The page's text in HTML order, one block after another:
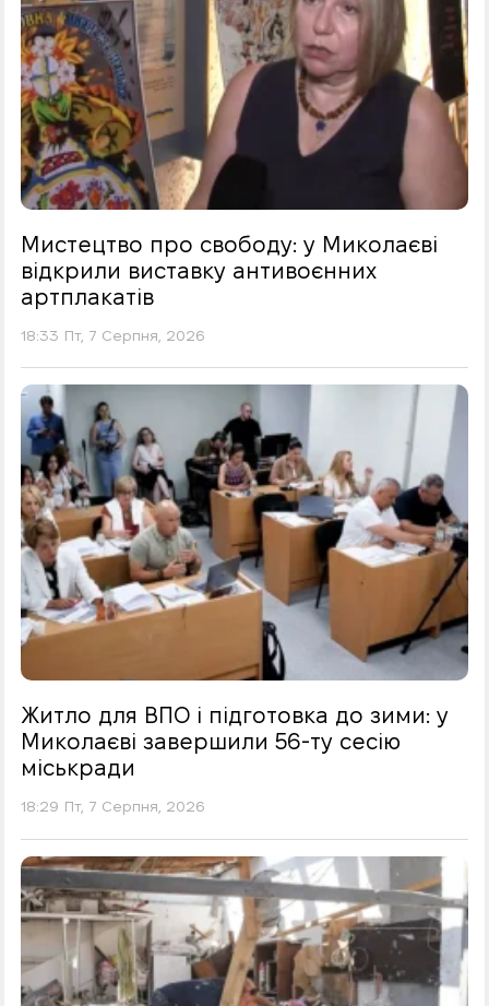
Мистецтво про свободу: у Миколаєві
відкрили виставку антивоєнних
артплакатів
18:33 Пт, 7 Серпня, 2026
Житло для ВПО і підготовка до зими: у
Миколаєві завершили 56-ту сесію
міськради
18:29 Пт, 7 Серпня, 2026